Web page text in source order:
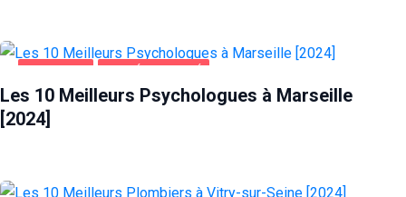
Les 10 Meilleurs Psychologues à Marseille
[2024]